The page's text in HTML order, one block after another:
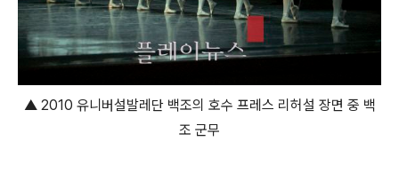
▲ 2010 유니버설발레단 백조의 호수 프레스 리허설 장면 중 백
조 군무